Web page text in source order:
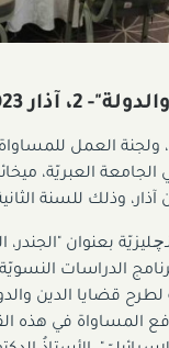
آذار 2023.
ولجنة العمل
العبريّة،
بعنوان
برنامج الدراسات
قضايا الدين
المساواة في هذه